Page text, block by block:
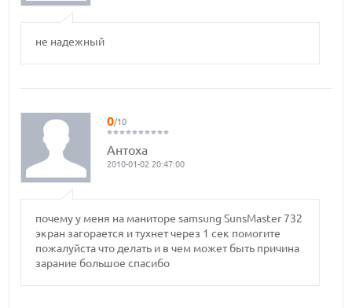
не надежный
0/10
Антоха
2010-01-02 20:47:00
почему у меня на маниторе samsung SunsMaster 732
экран загорается и тухнет через 1 сек помогите
пожалуйста что делать и в чем может быть причина
зарание большое спасибо